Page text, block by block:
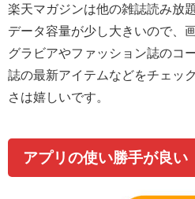
楽天マガジンは他の雑誌読み放
データ容量が少し大きいので、
グラビアやファッション誌のコ
誌の最新アイテムなどをチェッ
さは嬉しいです。
アプリの使い勝手が良い